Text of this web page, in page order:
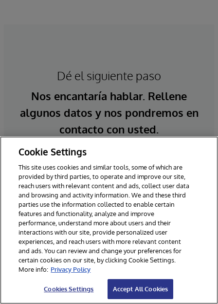
Dé el siguiente paso
Nos encantaría hablar. Rellene
algunos datos y nos pondremos en
contacto con usted.
Cookie Settings
This site uses cookies and similar tools, some of which are
provided by third parties, to operate and improve our site,
reach users with relevant content and ads, collect user data
and browsing and activity information. We and these third
parties use the information collected to enable certain
features and functionality, analyze and improve
performance, understand more about users and their
interactions with our site, provide personalized user
experiences, and reach users with more relevant content
and ads. You can review and change your preferences for
certain cookies on our site, by clicking Cookie Settings.
More info: Privacy Policy
Cookies Settings Accept All Cookies